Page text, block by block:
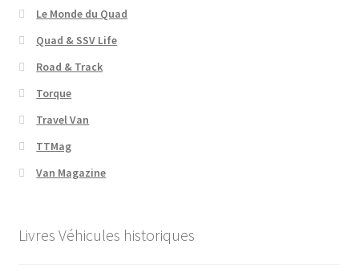
Le Monde du Quad
Quad & SSV Life
Road & Track
Torque
Travel Van
TTMag
Van Magazine
Livres Véhicules historiques